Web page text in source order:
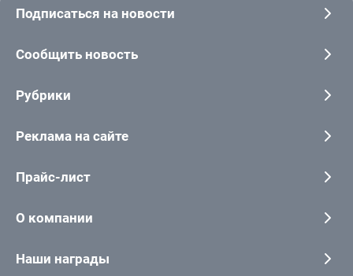
Подписаться на новости
Сообщить новость
Рубрики
Реклама на сайте
Прайс-лист
О компании
Наши награды